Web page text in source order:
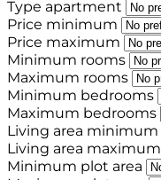
Type apartment
Price minimum
Price maximum
Minimum rooms
Maximum rooms
Minimum bedrooms
Maximum bedrooms
Living area minimum
Living area maximum
Minimum plot area